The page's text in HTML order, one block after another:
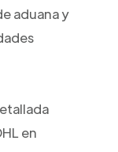
aduana y
en